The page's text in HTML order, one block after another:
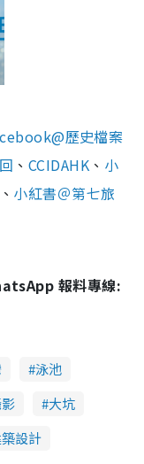
歷史檔案
、 CCIDAHK 、 小
、 小紅書＠第七旅
報料專線:
泳池
大坑
設計